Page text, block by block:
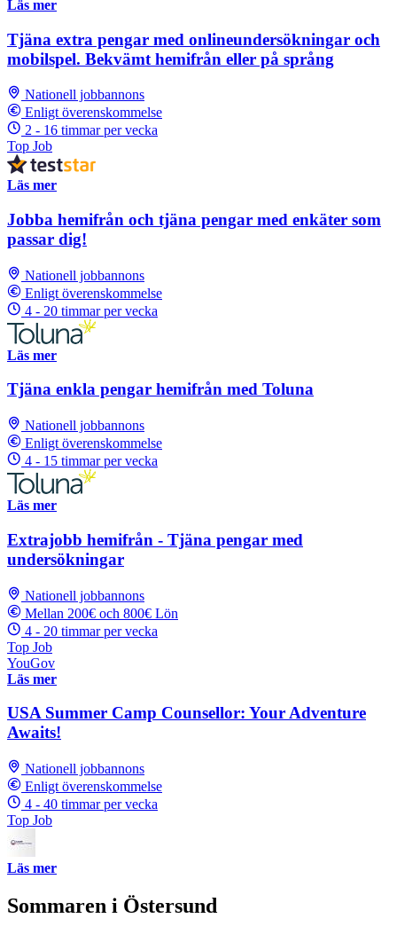
Läs mer
Tjäna extra pengar med onlineundersökningar och
mobilspel. Bekvämt hemifrån eller på språng
Nationell jobbannons
Enligt överenskommelse
2 - 16 timmar per vecka
Top Job
Läs mer
Jobba hemifrån och tjäna pengar med enkäter som
passar dig!
Nationell jobbannons
Enligt överenskommelse
4 - 20 timmar per vecka
Läs mer
Tjäna enkla pengar hemifrån med Toluna
Nationell jobbannons
Enligt överenskommelse
4 - 15 timmar per vecka
Läs mer
Extrajobb hemifrån - Tjäna pengar med
undersökningar
Nationell jobbannons
Mellan 200€ och 800€ Lön
4 - 20 timmar per vecka
Top Job
YouGov
Läs mer
USA Summer Camp Counsellor: Your Adventure
Awaits!
Nationell jobbannons
Enligt överenskommelse
4 - 40 timmar per vecka
Top Job
Läs mer
Sommaren i Östersund